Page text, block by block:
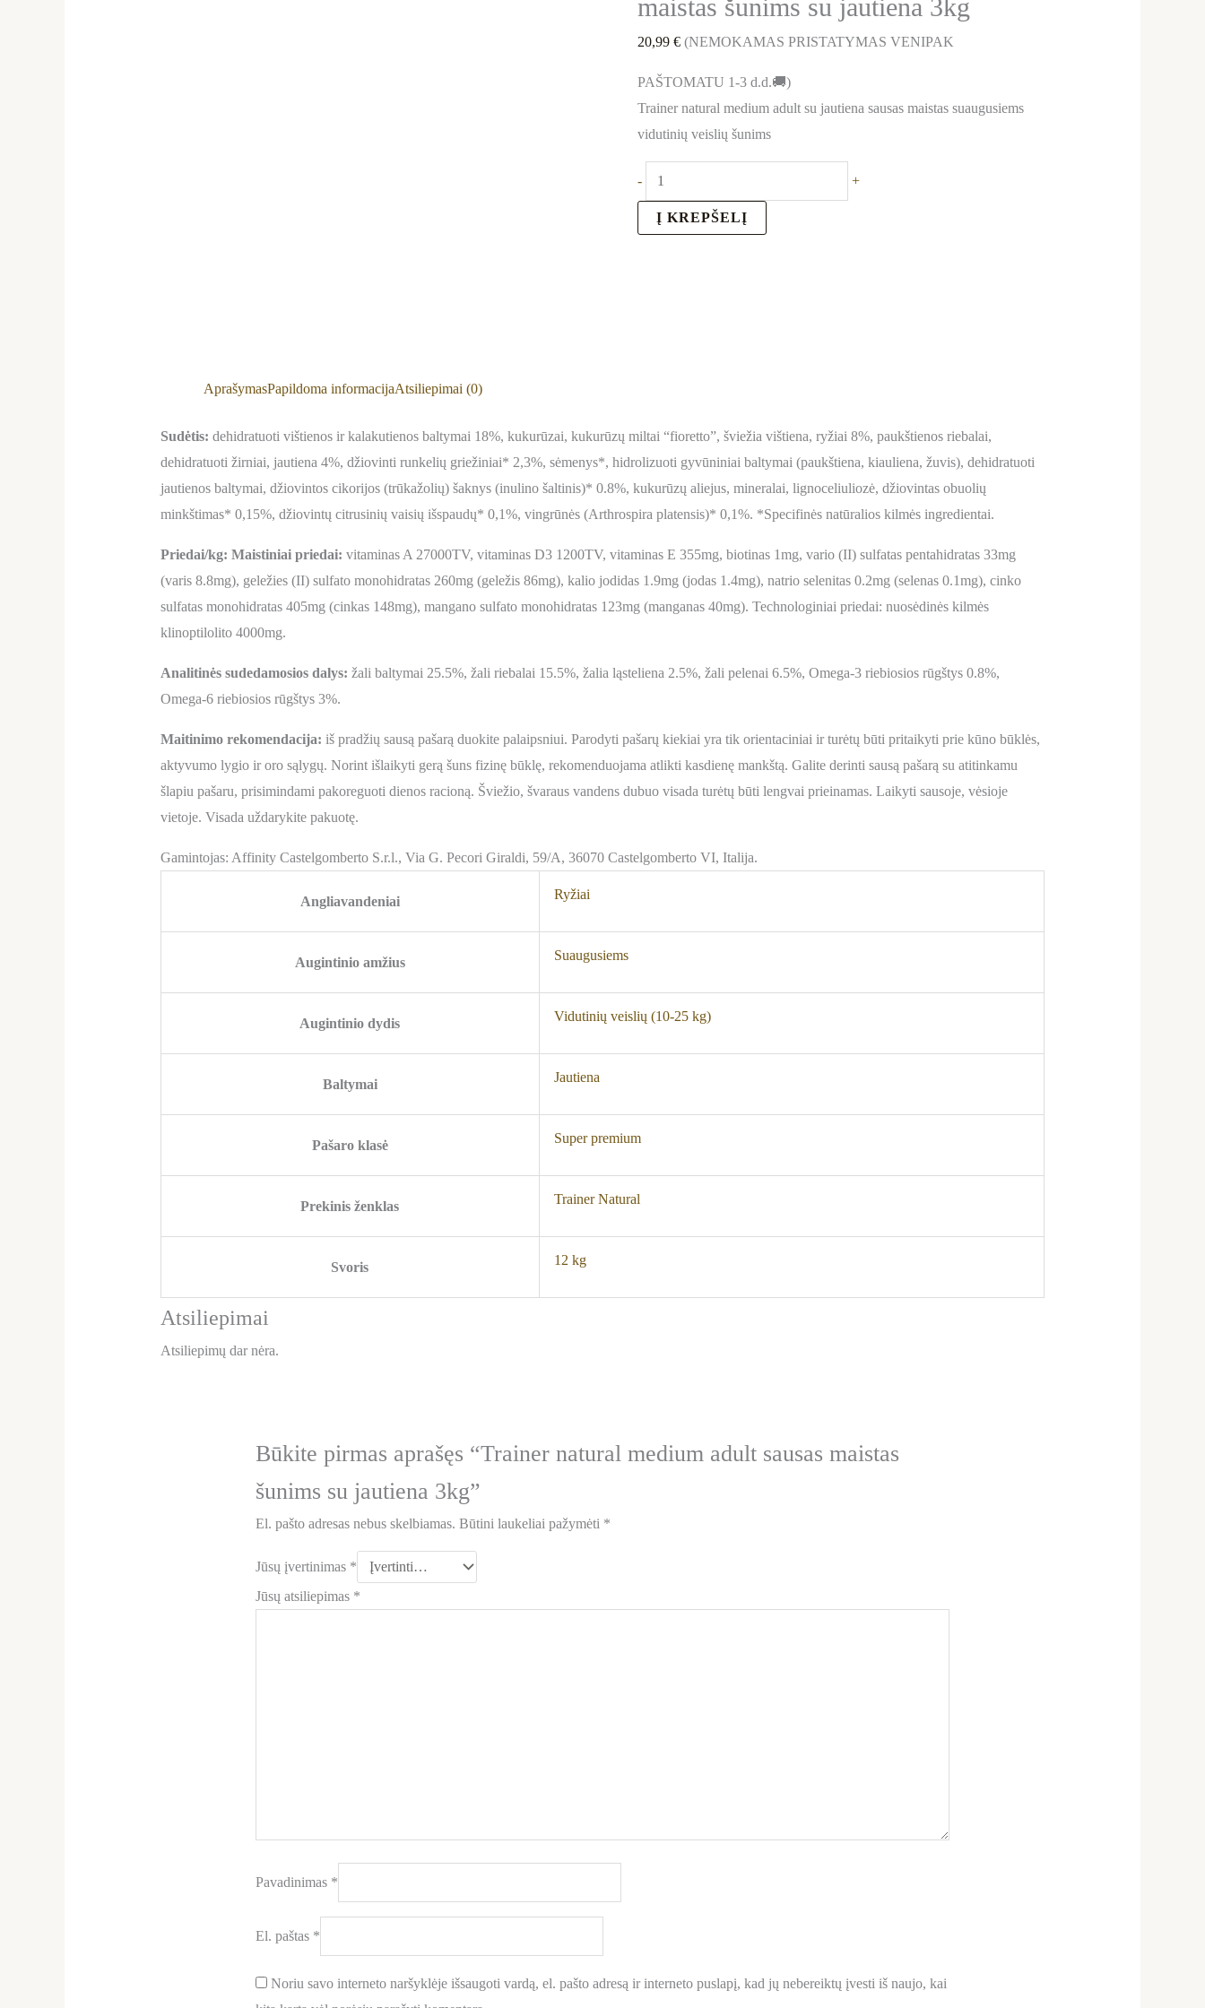
maistas šunims su jautiena 3kg
20,99€ (NEMOKAMAS PRISTATYMAS VENIPAK
PAŠTOMATU 1-3 d.d.🚚)
Trainer natural medium adult su jautiena sausas maistas suaugusiems
vidutinių veislių šunims
- +
Į KREPŠELĮ
AprašymasPapildoma informacijaAtsiliepimai (0)
Sudėtis: dehidratuoti vištienos ir kalakutienos baltymai 18%, kukurūzai, kukurūzų miltai “fioretto”, šviežia vištiena, ryžiai 8%, paukštienos riebalai,
dehidratuoti žirniai, jautiena 4%, džiovinti runkelių griežiniai* 2,3%, sėmenys*, hidrolizuoti gyvūniniai baltymai (paukštiena, kiauliena, žuvis), dehidratuoti
jautienos baltymai, džiovintos cikorijos (trūkažolių) šaknys (inulino šaltinis)* 0.8%, kukurūzų aliejus, mineralai, lignoceliuliozė, džiovintas obuolių
minkštimas* 0,15%, džiovintų citrusinių vaisių išspaudų* 0,1%, vingrūnės (Arthrospira platensis)* 0,1%. *Specifinės natūralios kilmės ingredientai.
Priedai/kg: Maistiniai priedai: vitaminas A 27000TV, vitaminas D3 1200TV, vitaminas E 355mg, biotinas 1mg, vario (II) sulfatas pentahidratas 33mg
(varis 8.8mg), geležies (II) sulfato monohidratas 260mg (geležis 86mg), kalio jodidas 1.9mg (jodas 1.4mg), natrio selenitas 0.2mg (selenas 0.1mg), cinko
sulfatas monohidratas 405mg (cinkas 148mg), mangano sulfato monohidratas 123mg (manganas 40mg). Technologiniai priedai: nuosėdinės kilmės
klinoptilolito 4000mg.
Analitinės sudedamosios dalys: žali baltymai 25.5%, žali riebalai 15.5%, žalia ląsteliena 2.5%, žali pelenai 6.5%, Omega-3 riebiosios rūgštys 0.8%,
Omega-6 riebiosios rūgštys 3%.
Maitinimo rekomendacija: iš pradžių sausą pašarą duokite palaipsniui. Parodyti pašarų kiekiai yra tik orientaciniai ir turėtų būti pritaikyti prie kūno būklės,
aktyvumo lygio ir oro sąlygų. Norint išlaikyti gerą šuns fizinę būklę, rekomenduojama atlikti kasdienę mankštą. Galite derinti sausą pašarą su atitinkamu
šlapiu pašaru, prisimindami pakoreguoti dienos racioną. Šviežio, švaraus vandens dubuo visada turėtų būti lengvai prieinamas. Laikyti sausoje, vėsioje
vietoje. Visada uždarykite pakuotę.
Gamintojas: Affinity Castelgomberto S.r.l., Via G. Pecori Giraldi, 59/A, 36070 Castelgomberto VI, Italija.
Angliavandeniai Ryžiai
Augintinio amžius Suaugusiems
Augintinio dydis Vidutinių veislių (10-25 kg)
Baltymai Jautiena
Pašaro klasė Super premium
Prekinis ženklas Trainer Natural
Svoris 12 kg
Atsiliepimai
Atsiliepimų dar nėra.
Būkite pirmas aprašęs “Trainer natural medium adult sausas maistas
šunims su jautiena 3kg”
El. pašto adresas nebus skelbiamas. Būtini laukeliai pažymėti *
Jūsų įvertinimas *
Jūsų atsiliepimas *
Pavadinimas *
El. paštas *
Noriu savo interneto naršyklėje išsaugoti vardą, el. pašto adresą ir interneto puslapį, kad jų nebereiktų įvesti iš naujo, kai